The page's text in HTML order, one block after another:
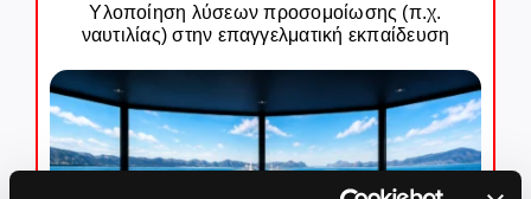
Υλοποίηση λύσεων προσομοίωσης (π.χ.
ναυτιλίας) στην επαγγελματική εκπαίδευση